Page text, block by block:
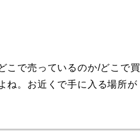
こで売っているのか/どこで買
ね。お近くで手に入る場所が